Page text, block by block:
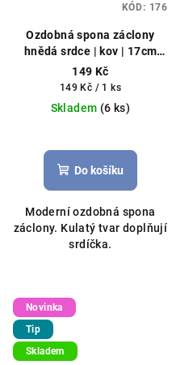
Ozdobná spona záclony
hnědá srdce | kov | 17cm
Srdcový vzor, kovová
149 Kč
Měrná
cena:
149 Kč / 1 ks
Skladem (6 ks)
Do košíku
Moderní ozdobná spona
záclony. Kulatý tvar doplňují
srdíčka.
KÓD: 176
Novinka
Tip
Skladem